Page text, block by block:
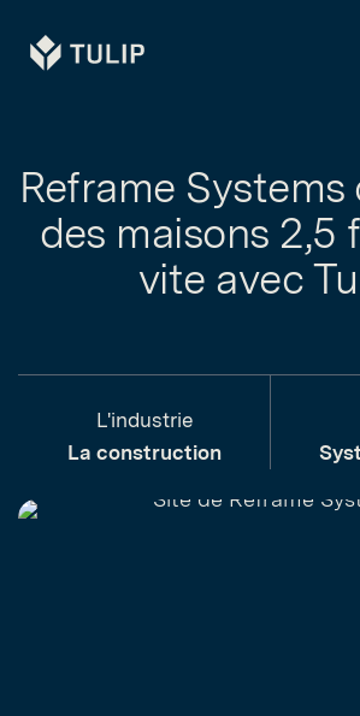
Tulip
Reframe
des maisons 2,5
vite avec
L'industrie
La construction